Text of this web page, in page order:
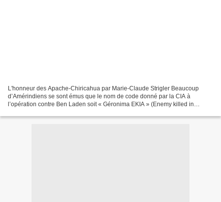
L'honneur des Apache-Chiricahua par Marie-Claude Strigler Beaucoup
d’Amérindiens se sont émus que le nom de code donné par la CIA à
l’opération contre Ben Laden soit « Géronima EKIA » (Enemy killed in